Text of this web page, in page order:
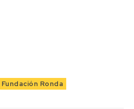
Fundación Ronda